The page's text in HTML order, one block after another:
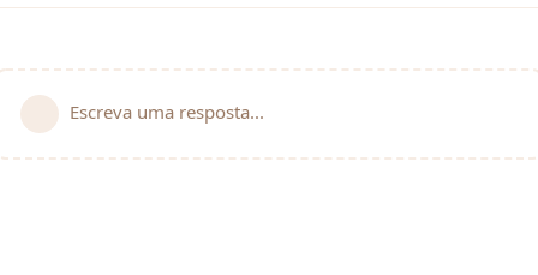
Escreva uma resposta...